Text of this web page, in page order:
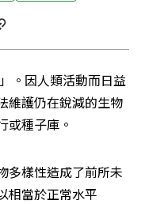
。因人類活動而日益
維護仍在銳減的生物
或種子庫。
多樣性造成了前所未
相當於正常水平